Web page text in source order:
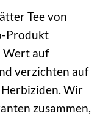
Tee von
Produkt
Wert auf
verzichten auf
Wir
zusammen,